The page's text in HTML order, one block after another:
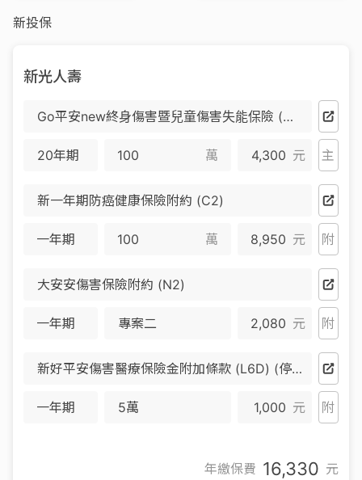
新投保
新光人壽
Go平安new終身傷害暨兒童傷害失能保險 (WGA)
20年期 萬 4,300 元 主
新一年期防癌健康保險附約 (C2)
一年期 萬 8,950 元 附
大安安傷害保險附約 (N2)
一年期 專案二 2,080 元 附
新好平安傷害醫療保險金附加條款 (L6D) (停售)
一年期 5萬 1,000 元 附
年繳保費 16,330 元